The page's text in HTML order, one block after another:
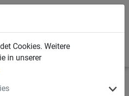
Cookies. Weitere
in unserer
Netzschutzwand,